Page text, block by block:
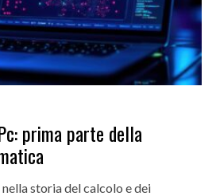
prima parte della
storia del calcolo e dei